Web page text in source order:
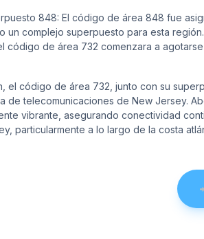
848: El código de área 848 fue
un complejo superpuesto para esta
código de área 732 comenzara a
el código de área 732, junto con su
de telecomunicaciones de New Jersey.
vibrante, asegurando conectividad
particularmente a lo largo de la costa